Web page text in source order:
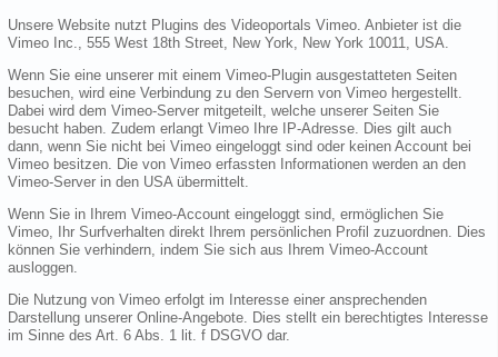
Unsere Website nutzt Plugins des Videoportals Vimeo. Anbieter ist die
Vimeo Inc., 555 West 18th Street, New York, New York 10011, USA.
Wenn Sie eine unserer mit einem Vimeo-Plugin ausgestatteten Seiten
besuchen, wird eine Verbindung zu den Servern von Vimeo hergestellt.
Dabei wird dem Vimeo-Server mitgeteilt, welche unserer Seiten Sie
besucht haben. Zudem erlangt Vimeo Ihre IP-Adresse. Dies gilt auch
dann, wenn Sie nicht bei Vimeo eingeloggt sind oder keinen Account bei
Vimeo besitzen. Die von Vimeo erfassten Informationen werden an den
Vimeo-Server in den USA übermittelt.
Wenn Sie in Ihrem Vimeo-Account eingeloggt sind, ermöglichen Sie
Vimeo, Ihr Surfverhalten direkt Ihrem persönlichen Profil zuzuordnen. Dies
können Sie verhindern, indem Sie sich aus Ihrem Vimeo-Account
ausloggen.
Die Nutzung von Vimeo erfolgt im Interesse einer ansprechenden
Darstellung unserer Online-Angebote. Dies stellt ein berechtigtes Interesse
im Sinne des Art. 6 Abs. 1 lit. f DSGVO dar.